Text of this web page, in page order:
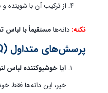
از ترکیب آن با شوینده و
نکته: دانه‌ها مستقیماً با لباس
پرسش‌های متداول (FAQ)
آیا خوشبوکننده لباس
خیر، این دانه‌ها فقط